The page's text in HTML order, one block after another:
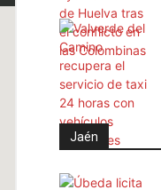
Jaén